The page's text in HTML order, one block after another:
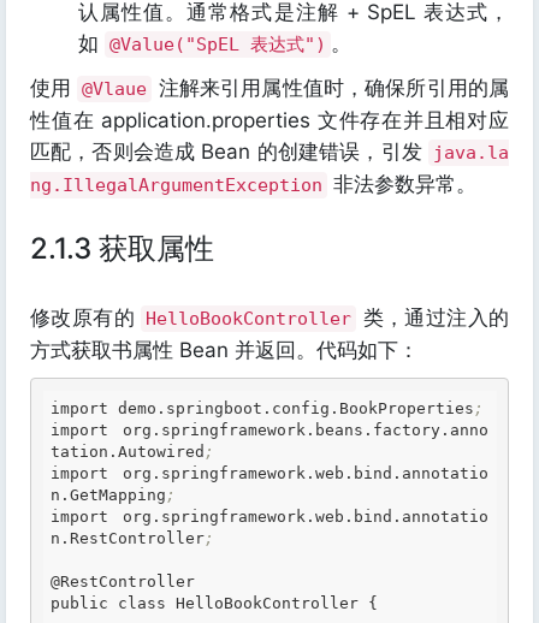
认属性值。通常格式是注解 + SpEL 表达式，
如 @Value("SpEL 表达式") 。
使用
@Vlaue 注解来引用属性值时，确保所引用的属
性值在 application.properties 文件存在并且相对应
匹配，否则会造成 Bean 的创建错误，引发
java.la
ng.IllegalArgumentException 非法参数异常。
2.1.3 获取属性
修改原有的 HelloBookController 类，通过注入的
方式获取书属性 Bean 并返回。代码如下：
import demo .springboot .config .BookProperties ;
import org .springframework .beans .factory .anno
tation .Autowired ;
import org .springframework .web .bind .annotatio
n .GetMapping ;
import org .springframework .web .bind .annotatio
n .RestController;
@RestController
public class HelloBookController {